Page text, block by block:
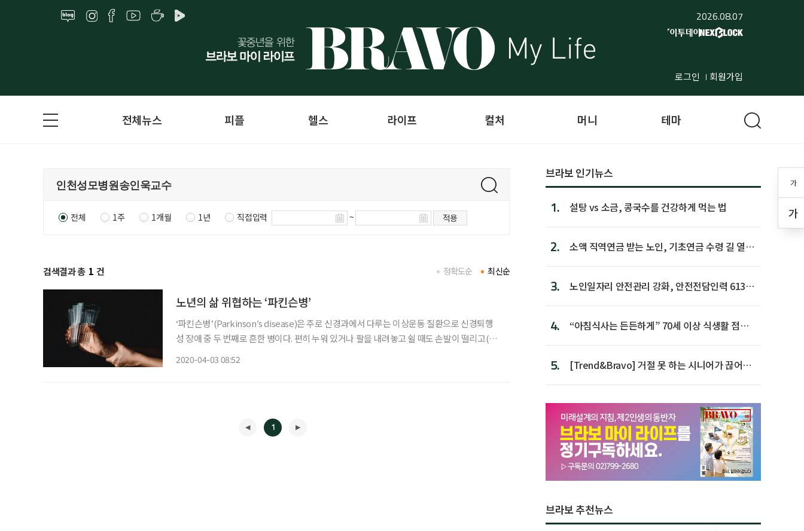
2026.08.07
로그인 회원가입
가
가
전체뉴스 피플 헬스 라이프 컬처 머니 테마
전체 1주 1개월 1년 직접입력 ~ 적용
검색결과 총 1 건 최신순
정확도순
노년의 삶 위협하는 ‘파킨슨병’
‘파킨슨병’(Parkinson′s disease)은 주로 신경과에서 다루는 이상운동 질환으로 신경퇴행
성 장애 중 두 번째로 흔한 병이다. 편히 누워 있거나 팔을 내려놓고 쉴 때도 손발이 떨리고(진
2020-04-03 08:52
1
브라보 인기뉴스
1. 설탕 vs 소금, 콩국수를 건강하게 먹는 법
2.
소액 직역연금 받는 노인, 기초연금 수령 길 열린
3.
노인일자리 안전관리 강화, 안전전담인력 613명
4.
“아침식사는 든든하게” 70세 이상 식생활 점수
5.
[Trend&Bravo] 거절 못 하는 시니어가 끊어야
브라보 추천뉴스